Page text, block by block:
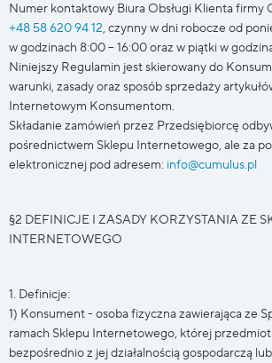
Numer kontaktowy Biura Obsługi Klienta firmy
+48 58 620 94 12, czynny w dni robocze od
w godzinach 8:00 – 16:00 oraz w piątki w
Niniejszy Regulamin jest skierowany do
warunki, zasady oraz sposób sprzedaży
Internetowym Konsumentom.
Składanie zamówień przez Przedsiębiorcę
pośrednictwem Sklepu Internetowego, ale za
elektronicznej pod adresem: info@cumulus.pl
§2 DEFINICJE I ZASADY KORZYSTANIA ZE
INTERNETOWEGO
1. Definicje:
1) Konsument - osoba fizyczna zawierająca ze
ramach Sklepu Internetowego, której
bezpośrednio z jej działalnością gospodarczą